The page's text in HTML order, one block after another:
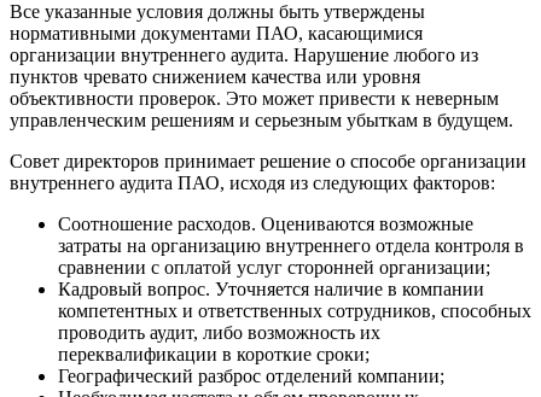
Все указанные условия должны быть утверждены
нормативными документами ПАО, касающимися
организации внутреннего аудита. Нарушение любого из
пунктов чревато снижением качества или уровня
объективности проверок. Это может привести к неверным
управленческим решениям и серьезным убыткам в будущем.
Совет директоров принимает решение о способе организации
внутреннего аудита ПАО, исходя из следующих факторов:
Соотношение расходов. Оцениваются возможные
затраты на организацию внутреннего отдела контроля в
сравнении с оплатой услуг сторонней организации;
Кадровый вопрос. Уточняется наличие в компании
компетентных и ответственных сотрудников, способных
проводить аудит, либо возможность их
переквалификации в короткие сроки;
Географический разброс отделений компании;